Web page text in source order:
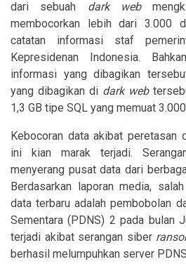
dari sebuah dark web
membocorkan lebih dari 3.000
catatan informasi staf
Kepresidenan Indonesia.
informasi yang dibagikan
yang dibagikan di dark web
1,3 GB tipe SQL yang memuat
Kebocoran data akibat peretasan
ini kian marak terjadi.
menyerang pusat data dari
Berdasarkan laporan media,
data terbaru adalah pembobolan
Sementara (PDNS) 2 pada bulan
terjadi akibat serangan siber
berhasil melumpuhkan server